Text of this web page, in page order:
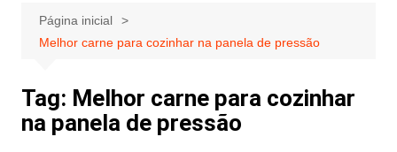
Página inicial
Melhor carne para cozinhar na panela de pressão
Tag: Melhor carne para cozinhar
na panela de pressão